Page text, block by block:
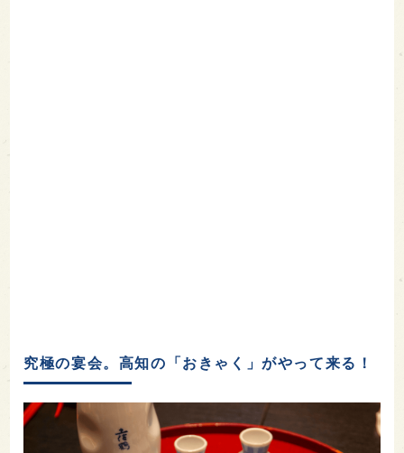
究極の宴会。高知の「おきゃく」がやって来る！